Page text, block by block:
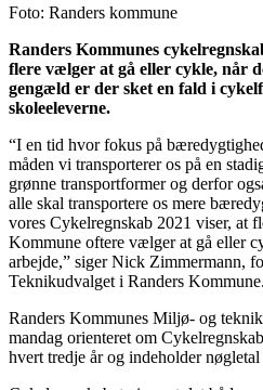
Foto: Randers kommune
Randers Kommunes
flere vælger at gå eller cykle, når
gengæld er der sket en fald i
skoleeleverne.
“I en tid hvor fokus på
måden vi transporterer os på en
grønne transportformer og derfor
alle skal transportere os mere
vores Cykelregnskab 2021 viser, at
Kommune oftere vælger at gå eller
arbejde,” siger Nick Zimmermann,
Teknikudvalget i Randers Kommune.
Randers Kommunes Miljø- og
mandag orienteret om
hvert tredje år og indeholder